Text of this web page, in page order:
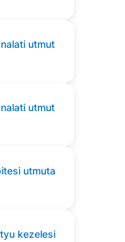
utmut
utmut
utmuta
kezelesi